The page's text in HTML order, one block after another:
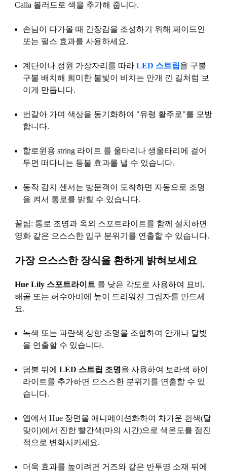
Calla 볼러드로 색을 추가해 줍니다.
손님이 다가올 때 긴장감을 조성하기 위해 페이드인
또는 펄스 효과를 사용하세요.
계단이나 정원 가장자리를 따라 LED 스트립을 구불
구불 배치해 희미한 불빛이 비치는 안개 낀 길처럼 보
이게 만듭니다.
번갈아 가며 색상을 동기화하여 "유령 활주로"를 모방
합니다.
할로윈용 string 라이트 를 울타리나 생울타리에 걸어
두면 떠다니는 등불 효과를 낼 수 있습니다.
동작 감지 센서는 방문객이 도착하면 자동으로 조명
을 켜서 통로를 밝힐 수 있습니다.
꿀팁: 통로 조명과 옥외 스포트라이트를 함께 설치하면
영화 같은 으스스한 입구 분위기를 연출할 수 있습니다.
가장 으스스한 장식을 환하게 밝혀보세요
Hue Lily 스포트라이트를 낮은 각도로 사용하여 묘비,
해골 또는 허수아비에 높이 드리워진 그림자를 만드세
요.
녹색 또는 파란색 상향 조명을 조합하여 안개나 달빛
을 연출할 수 있습니다.
덤불 뒤에 LED 스트립 조명을 사용하여 보라색 하이
라이트를 추가하면 으스스한 분위기를 연출할 수 있
습니다.
앱에서 Hue 장면을 애니메이션화하여 차가운 흰색(달
맞이)에서 진한 빨간색(마의 시간)으로 색온도를 점진
적으로 변화시키세요.
더욱 효과를 높이려면 거즈와 같은 반투명 소재 뒤에